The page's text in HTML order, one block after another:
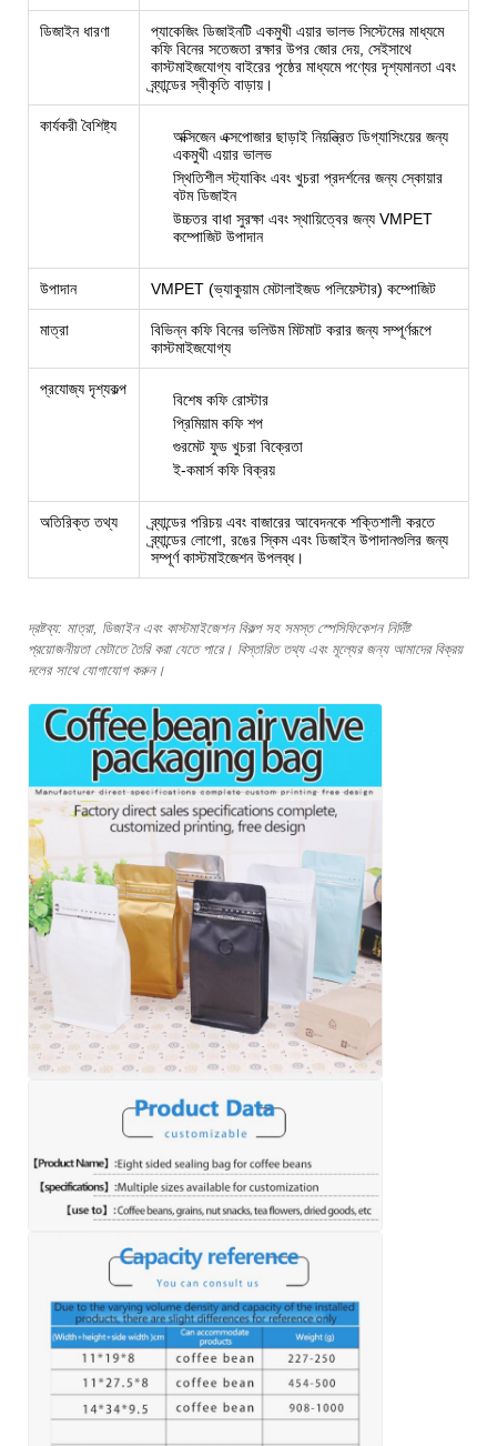
ডিজাইন ধারণা
প্যাকেজিং ডিজাইনটি একমুখী এয়ার ভালভ সিস্টেমের মাধ্যমে
কফি বিনের সতেজতা রক্ষার উপর জোর দেয়, সেইসাথে
কাস্টমাইজযোগ্য বাইরের পৃষ্ঠের মাধ্যমে পণ্যের দৃশ্যমানতা এবং
ব্র্যান্ডের স্বীকৃতি বাড়ায়।
কার্যকরী বৈশিষ্ট্য
অক্সিজেন এক্সপোজার ছাড়াই নিয়ন্ত্রিত ডিগ্যাসিংয়ের জন্য
একমুখী এয়ার ভালভ
স্থিতিশীল স্ট্যাকিং এবং খুচরা প্রদর্শনের জন্য স্কোয়ার
বটম ডিজাইন
উচ্চতর বাধা সুরক্ষা এবং স্থায়িত্বের জন্য VMPET
কম্পোজিট উপাদান
উপাদান VMPET (ভ্যাকুয়াম মেটালাইজড পলিয়েস্টার) কম্পোজিট
মাত্রা
বিভিন্ন কফি বিনের ভলিউম মিটমাট করার জন্য সম্পূর্ণরূপে
কাস্টমাইজযোগ্য
প্রযোজ্য দৃশ্যকল্প
বিশেষ কফি রোস্টার
প্রিমিয়াম কফি শপ
গুরমেট ফুড খুচরা বিক্রেতা
ই-কমার্স কফি বিক্রয়
অতিরিক্ত তথ্য
ব্র্যান্ডের পরিচয় এবং বাজারের আবেদনকে শক্তিশালী করতে
ব্র্যান্ডের লোগো, রঙের স্কিম এবং ডিজাইন উপাদানগুলির জন্য
সম্পূর্ণ কাস্টমাইজেশন উপলব্ধ।
দ্রষ্টব্য: মাত্রা, ডিজাইন এবং কাস্টমাইজেশন বিকল্প সহ সমস্ত স্পেসিফিকেশন নির্দিষ্ট
প্রয়োজনীয়তা মেটাতে তৈরি করা যেতে পারে। বিস্তারিত তথ্য এবং মূল্যের জন্য আমাদের বিক্রয়
দলের সাথে যোগাযোগ করুন।